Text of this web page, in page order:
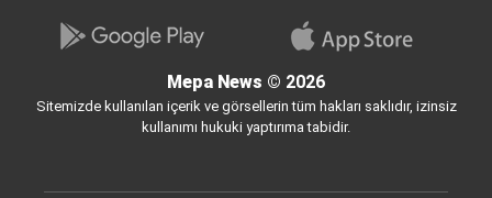
Mepa News © 2026
Sitemizde kullanılan içerik ve görsellerin tüm hakları saklıdır, izinsiz
kullanımı hukuki yaptırıma tabidir.